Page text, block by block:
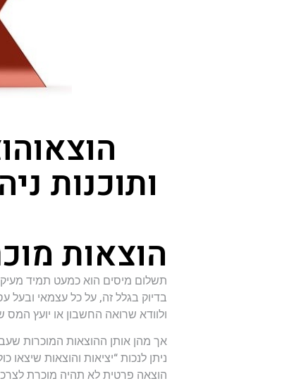
ותוכנות
הוצאות
תשלום מיסים הוא כמעט תמיד
בדיוק בגלל זה, על כל עצמאי ובעל
ולוודא שרואה החשבון או יועץ
אך מהן אותן ההוצאות המוכרות שעבורן
ניתן לנכות “יציאות והוצאות
הוצאה פרטית לא תהיה מוכרת